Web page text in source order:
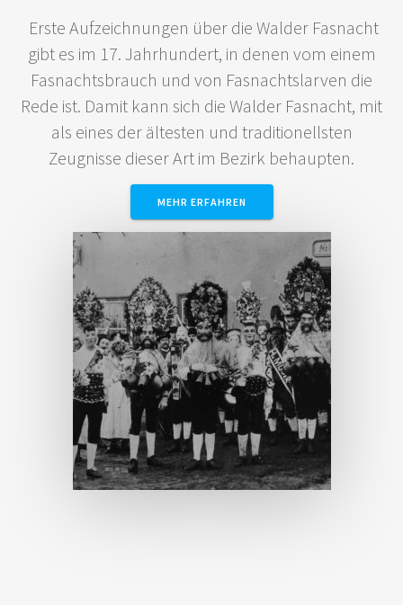
Erste Aufzeichnungen über die Walder Fasnacht
gibt es im 17. Jahrhundert, in denen vom einem
Fasnachtsbrauch und von Fasnachtslarven die
Rede ist. Damit kann sich die Walder Fasnacht, mit
als eines der ältesten und traditionellsten
Zeugnisse dieser Art im Bezirk behaupten.
MEHR ERFAHREN